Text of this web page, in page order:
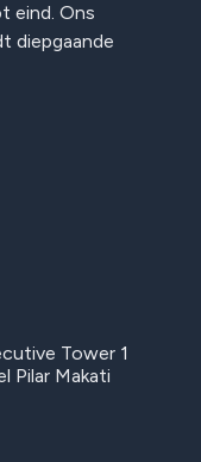
eind. Ons
diepgaande
Tower 1
Pilar Makati